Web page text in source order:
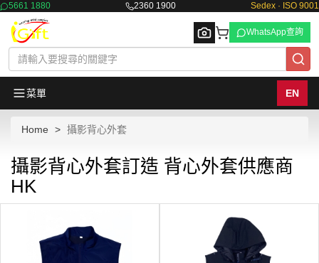
5661 1880 2360 1900 Sedex · ISO 9001
WhatsApp查詢
菜單 EN
Home 攝影背心外套
攝影背心外套訂造 背心外套供應商
HK